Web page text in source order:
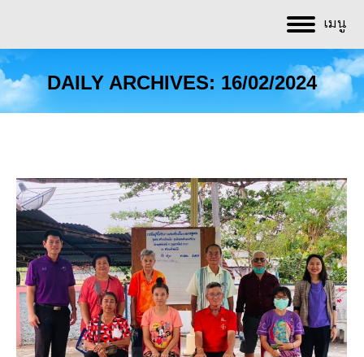
เมนู
DAILY ARCHIVES: 16/02/2024